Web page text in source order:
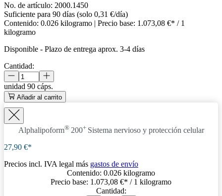
No. de artículo: 2000.1450
Suficiente para 90 días (solo 0,31 €/día)
Contenido: 0.026 kilogramo | Precio base: 1.073,08 €* / 1
kilogramo
Disponible - Plazo de entrega aprox. 3-4 días
Cantidad:
unidad 90 cáps.
Añadir al carrito
Alphalipoform® 200+ Sistema nervioso y protección celular
27,90 €*
Precios incl. IVA legal más gastos de envío
Contenido: 0.026 kilogramo
Precio base: 1.073,08 €* / 1 kilogramo
Cantidad: